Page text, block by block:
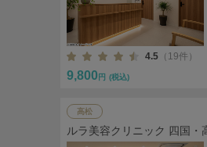
4.5 （19件）
9,800 円 (税込)
高松
ルラ美容クリニック 四国・